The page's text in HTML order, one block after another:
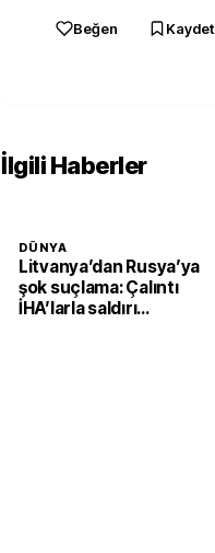
Beğen Kaydet
İlgili Haberler
DÜNYA
Litvanya’dan Rusya’ya
şok suçlama: Çalıntı
İHA’larla saldırı